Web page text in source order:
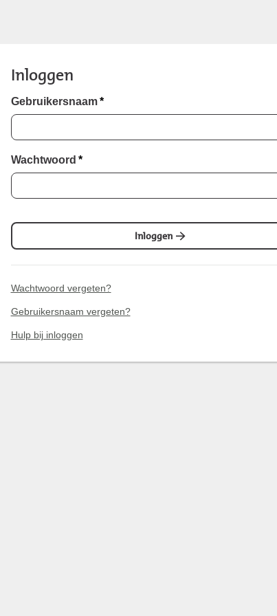
Inloggen
Gebruikersnaam *
Wachtwoord *
Inloggen
Wachtwoord vergeten?
Gebruikersnaam vergeten?
Hulp bij inloggen